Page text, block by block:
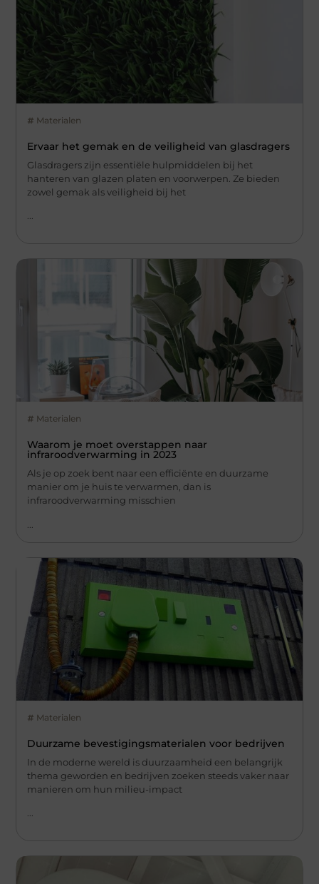
Materialen
Ervaar het gemak en de veiligheid van glasdragers
Glasdragers zijn essentiële hulpmiddelen bij het
hanteren van glazen platen en voorwerpen. Ze bieden
zowel gemak als veiligheid bij het
...
Materialen
Waarom je moet overstappen naar
infraroodverwarming in 2023
Als je op zoek bent naar een efficiënte en duurzame
manier om je huis te verwarmen, dan is
infraroodverwarming misschien
Materialen
Duurzame bevestigingsmaterialen voor bedrijven
In de moderne wereld is duurzaamheid een belangrijk
thema geworden en bedrijven zoeken steeds vaker naar
manieren om hun milieu-impact